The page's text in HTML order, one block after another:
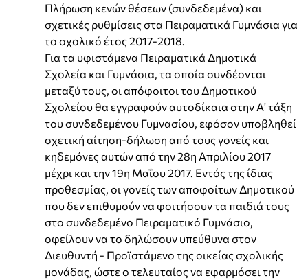
Πλήρωση κενών θέσεων (συνδεδεμένα) και
σχετικές ρυθμίσεις στα Πειραματικά Γυμνάσια για
το σχολικό έτος 2017-2018.
Για τα υφιστάμενα Πειραματικά Δημοτικά
Σχολεία και Γυμνάσια, τα οποία συνδέονται
μεταξύ τους, οι απόφοιτοι του Δημοτικού
Σχολείου θα εγγραφούν αυτοδίκαια στην Α' τάξη
του συνδεδεμένου Γυμνασίου, εφόσον υποβληθεί
σχετική αίτηση-δήλωση από τους γονείς και
κηδεμόνες αυτών από την 28η Απριλίου 2017
μέχρι και την 19η Μαΐου 2017. Εντός της ίδιας
προθεσμίας, οι γονείς των αποφοίτων Δημοτικού
που δεν επιθυμούν να φοιτήσουν τα παιδιά τους
στο συνδεδεμένο Πειραματικό Γυμνάσιο,
οφείλουν να το δηλώσουν υπεύθυνα στον
Διευθυντή - Προϊστάμενο της οικείας σχολικής
μονάδας, ώστε ο τελευταίος να εφαρμόσει την